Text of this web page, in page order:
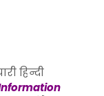
हिन्दी